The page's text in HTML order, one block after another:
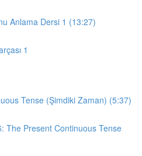
Anlama Dersi 1 (13:27)
1
Tense (Şimdiki Zaman) (5:37)
The Present Continuous Tense